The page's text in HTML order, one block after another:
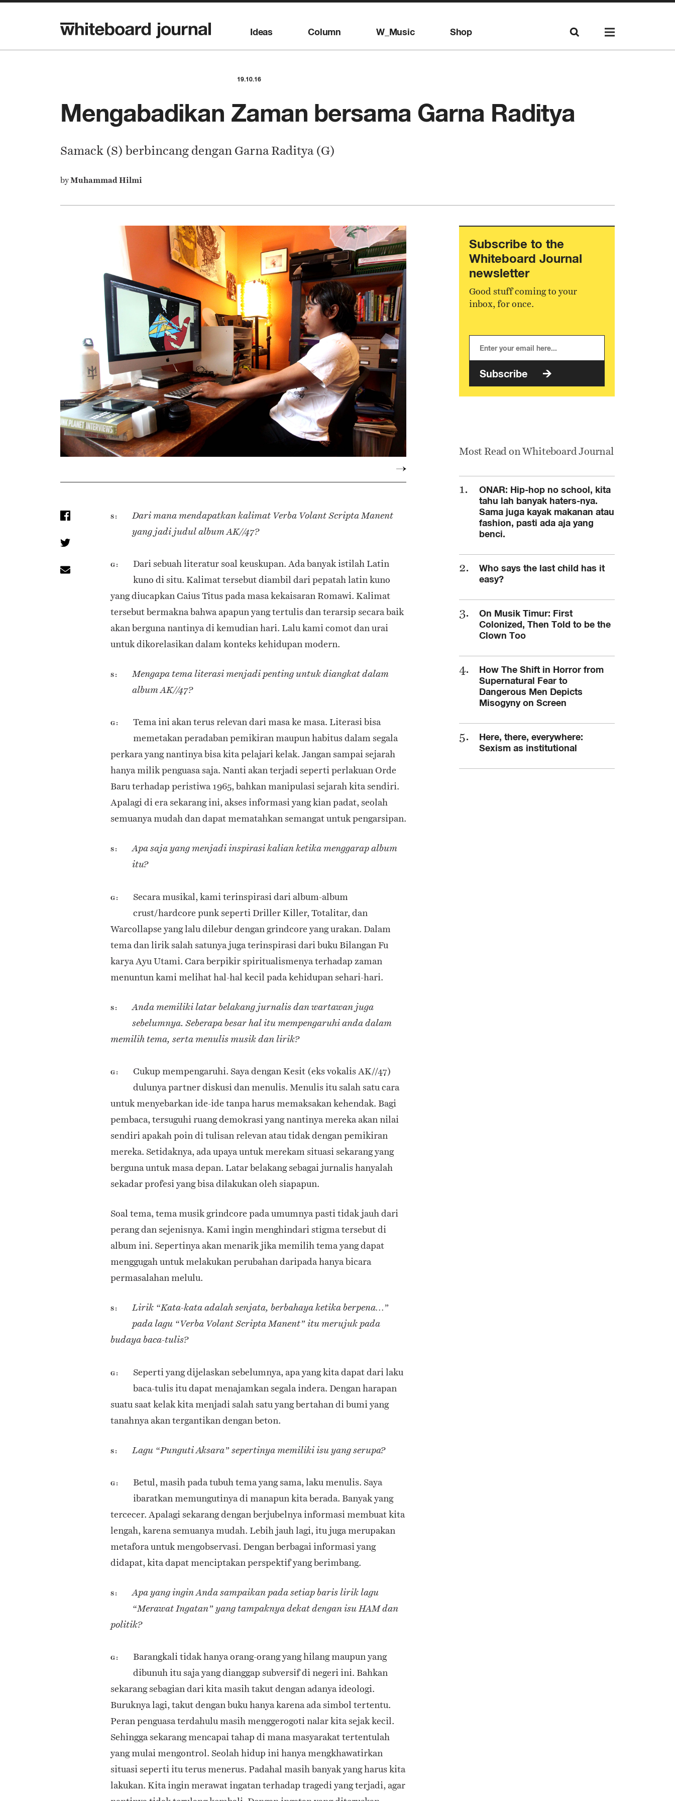
Ideas Column W_Music Shop
19.10.16
Mengabadikan Zaman bersama Garna Raditya
Samack (S) berbincang dengan Garna Raditya (G)
byMuhammad Hilmi
S
Dari mana mendapatkan kalimat Verba Volant Scripta Manent
yang jadi judul album AK//47?
G
Dari sebuah literatur soal keuskupan. Ada banyak istilah Latin
kuno di situ. Kalimat tersebut diambil dari pepatah latin kuno
yang diucapkan Caius Titus pada masa kekaisaran Romawi. Kalimat
tersebut bermakna bahwa apapun yang tertulis dan terarsip secara baik
akan berguna nantinya di kemudian hari. Lalu kami comot dan urai
untuk dikorelasikan dalam konteks kehidupan modern.
S
Mengapa tema literasi menjadi penting untuk diangkat dalam
album AK//47?
G
Tema ini akan terus relevan dari masa ke masa. Literasi bisa
memetakan peradaban pemikiran maupun habitus dalam segala
perkara yang nantinya bisa kita pelajari kelak. Jangan sampai sejarah
hanya milik penguasa saja. Nanti akan terjadi seperti perlakuan Orde
Baru terhadap peristiwa 1965, bahkan manipulasi sejarah kita sendiri.
Apalagi di era sekarang ini, akses informasi yang kian padat, seolah
semuanya mudah dan dapat mematahkan semangat untuk pengarsipan.
S
Apa saja yang menjadi inspirasi kalian ketika menggarap album
itu?
G
Secara musikal, kami terinspirasi dari album-album
crust/hardcore punk seperti Driller Killer, Totalitar, dan
Warcollapse yang lalu dilebur dengan grindcore yang urakan. Dalam
tema dan lirik salah satunya juga terinspirasi dari buku Bilangan Fu
karya Ayu Utami. Cara berpikir spiritualismenya terhadap zaman
menuntun kami melihat hal-hal kecil pada kehidupan sehari-hari.
S
Anda memiliki latar belakang jurnalis dan wartawan juga
sebelumnya. Seberapa besar hal itu mempengaruhi anda dalam
memilih tema, serta menulis musik dan lirik?
G
Cukup mempengaruhi. Saya dengan Kesit (eks vokalis AK//47)
dulunya partner diskusi dan menulis. Menulis itu salah satu cara
untuk menyebarkan ide-ide tanpa harus memaksakan kehendak. Bagi
pembaca, tersuguhi ruang demokrasi yang nantinya mereka akan nilai
sendiri apakah poin di tulisan relevan atau tidak dengan pemikiran
mereka. Setidaknya, ada upaya untuk merekam situasi sekarang yang
berguna untuk masa depan. Latar belakang sebagai jurnalis hanyalah
sekadar profesi yang bisa dilakukan oleh siapapun.
Soal tema, tema musik grindcore pada umumnya pasti tidak jauh dari
perang dan sejenisnya. Kami ingin menghindari stigma tersebut di
album ini. Sepertinya akan menarik jika memilih tema yang dapat
menggugah untuk melakukan perubahan daripada hanya bicara
permasalahan melulu.
S
Lirik “Kata-kata adalah senjata, berbahaya ketika berpena…”
pada lagu “Verba Volant Scripta Manent” itu merujuk pada
budaya baca-tulis?
G
Seperti yang dijelaskan sebelumnya, apa yang kita dapat dari laku
baca-tulis itu dapat menajamkan segala indera. Dengan harapan
suatu saat kelak kita menjadi salah satu yang bertahan di bumi yang
tanahnya akan tergantikan dengan beton.
S Lagu “Punguti Aksara” sepertinya memiliki isu yang serupa?
G
Betul, masih pada tubuh tema yang sama, laku menulis. Saya
ibaratkan memungutinya di manapun kita berada. Banyak yang
tercecer. Apalagi sekarang dengan berjubelnya informasi membuat kita
lengah, karena semuanya mudah. Lebih jauh lagi, itu juga merupakan
metafora untuk mengobservasi. Dengan berbagai informasi yang
didapat, kita dapat menciptakan perspektif yang berimbang.
S
Apa yang ingin Anda sampaikan pada setiap baris lirik lagu
“Merawat Ingatan” yang tampaknya dekat dengan isu HAM dan
politik?
G
Barangkali tidak hanya orang-orang yang hilang maupun yang
dibunuh itu saja yang dianggap subversif di negeri ini. Bahkan
sekarang sebagian dari kita masih takut dengan adanya ideologi.
Buruknya lagi, takut dengan buku hanya karena ada simbol tertentu.
Peran penguasa terdahulu masih menggerogoti nalar kita sejak kecil.
Sehingga sekarang mencapai tahap di mana masyarakat tertentulah
yang mulai mengontrol. Seolah hidup ini hanya mengkhawatirkan
situasi seperti itu terus menerus. Padahal masih banyak yang harus kita
lakukan. Kita ingin merawat ingatan terhadap tragedi yang terjadi, agar
Subscribe to the
Whiteboard Journal
newsletter
Good stuff coming to your
inbox, for once.
Subscribe
Most Read on Whiteboard Journal
ONAR: Hip-hop no school, kita
tahu lah banyak haters-nya.
Sama juga kayak makanan atau
fashion, pasti ada aja yang
benci.
Who says the last child has it
easy?
On Musik Timur: First
Colonized, Then Told to be the
Clown Too
How The Shift in Horror from
Supernatural Fear to
Dangerous Men Depicts
Misogyny on Screen
Here, there, everywhere:
Sexism as institutional